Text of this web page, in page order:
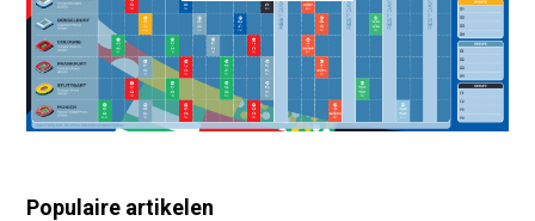
Populaire artikelen